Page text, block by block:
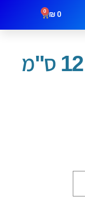
0
₪
0
מזוזת אלומיניום 12 ס"מ